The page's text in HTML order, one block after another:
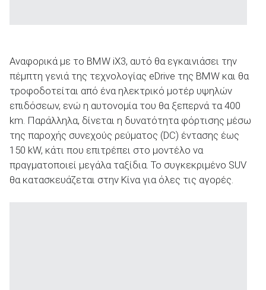
Αναφορικά με το BMW iX3, αυτό θα εγκαινιάσει την
πέμπτη γενιά της τεχνολογίας eDrive της BMW και θα
τροφοδοτείται από ένα ηλεκτρικό μοτέρ υψηλών
επιδόσεων, ενώ η αυτονομία του θα ξεπερνά τα 400
km. Παράλληλα, δίνεται η δυνατότητα φόρτισης μέσω
της παροχής συνεχούς ρεύματος (DC) έντασης έως
150 kW, κάτι που επιτρέπει στο μοντέλο να
πραγματοποιεί μεγάλα ταξίδια. To συγκεκριμένο SUV
θα κατασκευάζεται στην Κίνα για όλες τις αγορές.